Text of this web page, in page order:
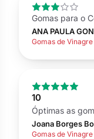
Gomas para o
ANA PAULA
Gomas de
10
Óptimas as
Joana Borges
Gomas de